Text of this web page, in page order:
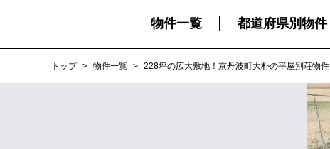
物件一覧 都道府県別物件
トップ > 物件一覧 > 228坪の広大敷地！京丹波町大朴の平屋別荘物件